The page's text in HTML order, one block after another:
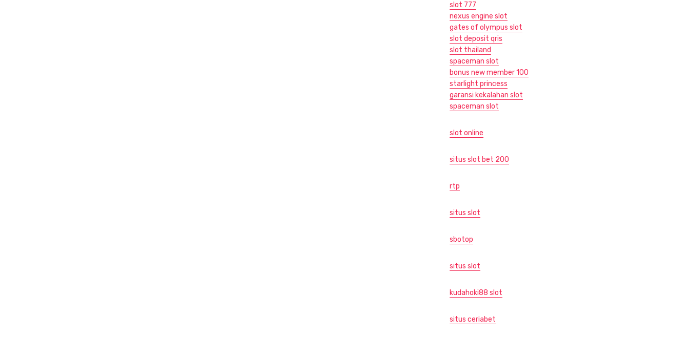
slot 777
nexus engine slot
gates of olympus slot
slot deposit qris
slot thailand
spaceman slot
bonus new member 100
starlight princess
garansi kekalahan slot
spaceman slot
slot online
situs slot bet 200
rtp
situs slot
sbotop
situs slot
kudahoki88 slot
situs ceriabet